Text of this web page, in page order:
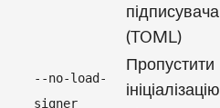
підписувача
(TOML)
--no-load-
signer
Пропустити
ініціалізацію